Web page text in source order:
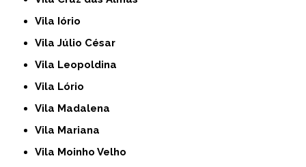
Vila Iório
Vila Júlio César
Vila Leopoldina
Vila Lório
Vila Madalena
Vila Mariana
Vila Moinho Velho